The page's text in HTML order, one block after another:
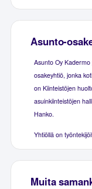
Asunto-
Asunto Oy
osakeyhtiö, jonka
on Kiinteistöjen
asuinkiinteistöjen
Hanko.
Yhtiöllä on
Muita